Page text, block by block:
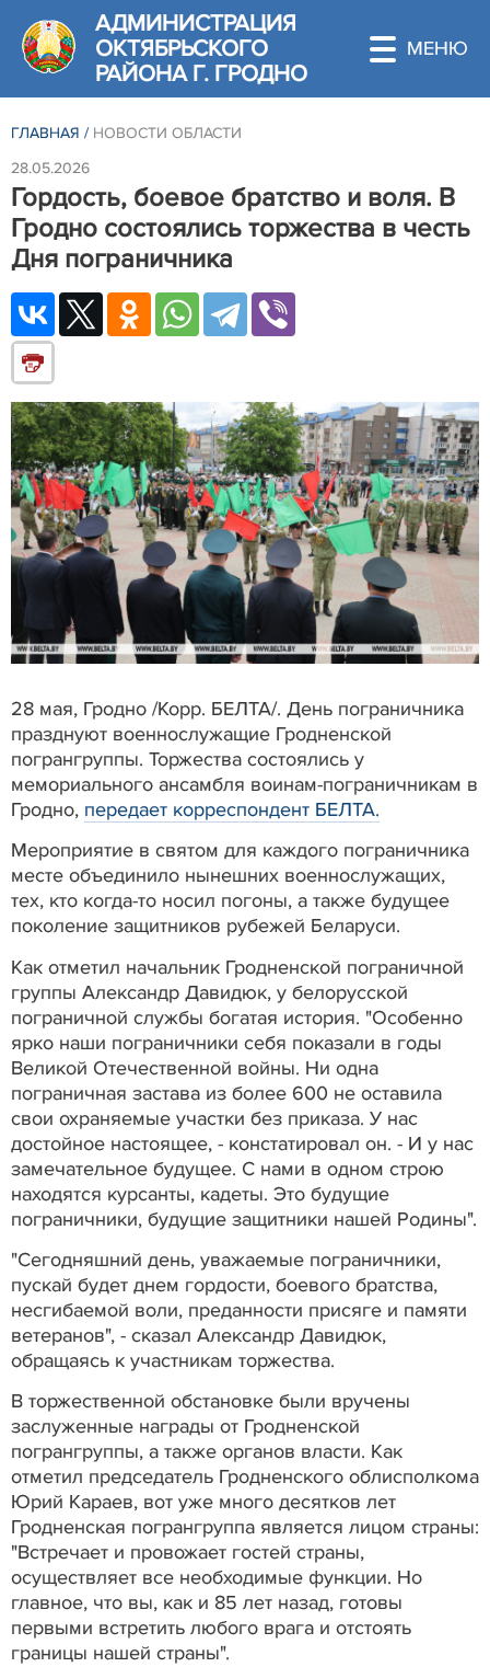
АДМИНИСТРАЦИЯ
ОКТЯБРЬСКОГО
РАЙОНА Г. ГРОДНО
ГЛАВНАЯ / НОВОСТИ ОБЛАСТИ
28.05.2026
Гордость, боевое братство и воля. В
Гродно состоялись торжества в честь
Дня пограничника
28 мая, Гродно /Корр. БЕЛТА/. День пограничника
празднуют военнослужащие Гродненской
погрангруппы. Торжества состоялись у
мемориального ансамбля воинам-пограничникам в
Гродно, передает корреспондент БЕЛТА.
Мероприятие в святом для каждого пограничника
месте объединило нынешних военнослужащих,
тех, кто когда-то носил погоны, а также будущее
поколение защитников рубежей Беларуси.
Как отметил начальник Гродненской пограничной
группы Александр Давидюк, у белорусской
пограничной службы богатая история. "Особенно
ярко наши пограничники себя показали в годы
Великой Отечественной войны. Ни одна
пограничная застава из более 600 не оставила
свои охраняемые участки без приказа. У нас
достойное настоящее, - констатировал он. - И у нас
замечательное будущее. С нами в одном строю
находятся курсанты, кадеты. Это будущие
пограничники, будущие защитники нашей Родины".
"Сегодняшний день, уважаемые пограничники,
пускай будет днем гордости, боевого братства,
несгибаемой воли, преданности присяге и памяти
ветеранов", - сказал Александр Давидюк,
обращаясь к участникам торжества.
В торжественной обстановке были вручены
заслуженные награды от Гродненской
погрангруппы, а также органов власти. Как
отметил председатель Гродненского облисполкома
Юрий Караев, вот уже много десятков лет
Гродненская погрангруппа является лицом страны:
"Встречает и провожает гостей страны,
осуществляет все необходимые функции. Но
главное, что вы, как и 85 лет назад, готовы
первыми встретить любого врага и отстоять
границы нашей страны".